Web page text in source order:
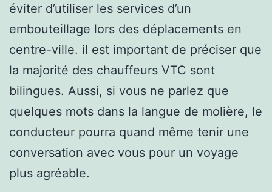
éviter d’utiliser les services d’un
embouteillage lors des déplacements en
centre-ville. il est important de préciser que
la majorité des chauffeurs VTC sont
bilingues. Aussi, si vous ne parlez que
quelques mots dans la langue de molière, le
conducteur pourra quand même tenir une
conversation avec vous pour un voyage
plus agréable.